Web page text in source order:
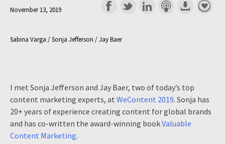
November 13, 2019
Sabina Varga / Sonja Jefferson / Jay Baer
I met Sonja Jefferson and Jay Baer, two of today’s top
content marketing experts, at WeContent 2019. Sonja has
20+ years of experience creating content for global brands
and has co-written the award-winning bookValuable
Content Marketing.